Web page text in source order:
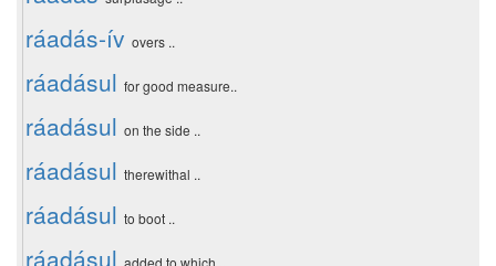
ráadás-ív overs ..
ráadásul for good measure..
ráadásul on the side ..
ráadásul therewithal ..
ráadásul to boot ..
ráadásul added to which ..